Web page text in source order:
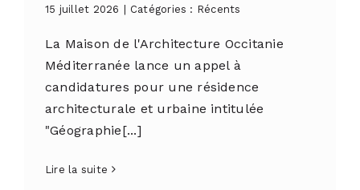
15 juillet 2026 | Catégories : Récents
La Maison de l'Architecture Occitanie
Méditerranée lance un appel à
candidatures pour une résidence
architecturale et urbaine intitulée
"Géographie[...]
Lire la suite